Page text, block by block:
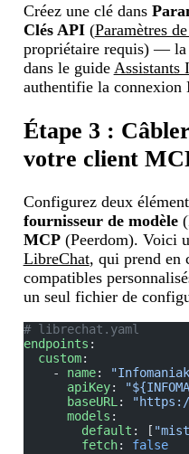
Créez une clé dans
Clés API(Paramètres
propriétaire requis) — la
dans le guide Assistants
authentifie la connexion
Étape 3 :
votre client
Configurez deux
fournisseur de modèle
MCP(Peerdom). Voici
LibreChat, qui prend en
compatibles
un seul fichier de
# librechat.yaml
endpoints :
  custom
:
    -
name:
      apiKey
:
      baseURL
:
"https://
      models
:
        default
: [
        fetch
: false